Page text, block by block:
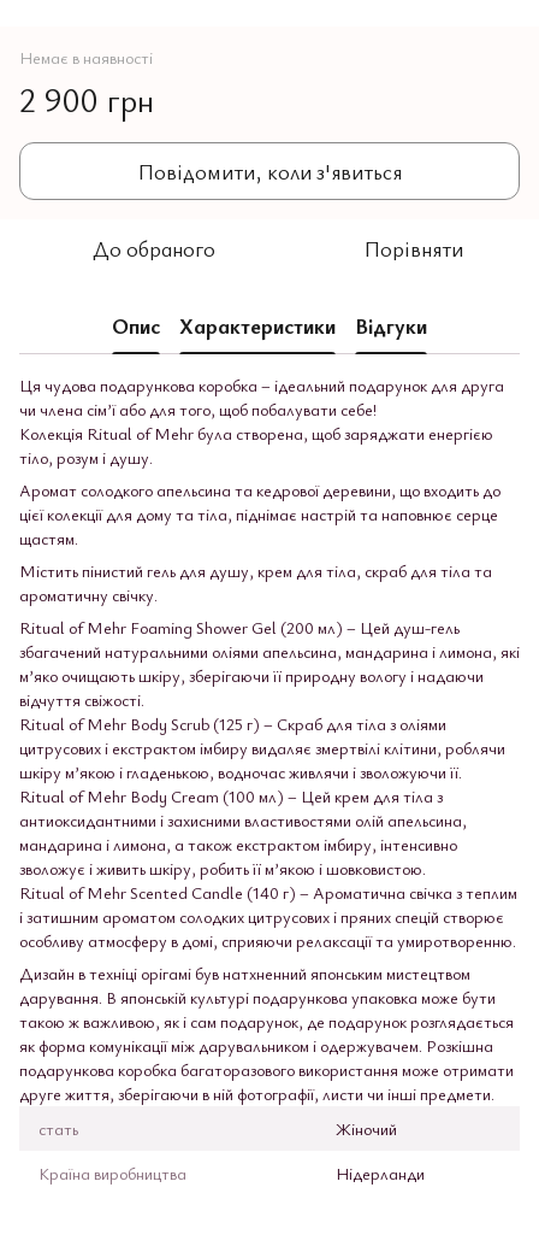
Немає в наявності
2 900 грн
Повідомити, коли з'явиться
До обраного Порівняти
Опис Характеристики Відгуки
Ця чудова подарункова коробка – ідеальний подарунок для друга
чи члена сім’ї або для того, щоб побалувати себе!
Колекція Ritual of Mehr була створена, щоб заряджати енергією
тіло, розум і душу.
Аромат солодкого апельсина та кедрової деревини, що входить до
цієї колекції для дому та тіла, піднімає настрій та наповнює серце
щастям.
Містить пінистий гель для душу, крем для тіла, скраб для тіла та
ароматичну свічку.
Ritual of Mehr Foaming Shower Gel (200 мл) – Цей душ-гель
збагачений натуральними оліями апельсина, мандарина і лимона, які
м’яко очищають шкіру, зберігаючи її природну вологу і надаючи
відчуття свіжості.
Ritual of Mehr Body Scrub (125 г) – Скраб для тіла з оліями
цитрусових і екстрактом імбиру видаляє змертвілі клітини, роблячи
шкіру м’якою і гладенькою, водночас живлячи і зволожуючи її.
Ritual of Mehr Body Cream (100 мл) – Цей крем для тіла з
антиоксидантними і захисними властивостями олій апельсина,
мандарина і лимона, а також екстрактом імбиру, інтенсивно
зволожує і живить шкіру, робить її м’якою і шовковистою.
Ritual of Mehr Scented Candle (140 г) – Ароматична свічка з теплим
і затишним ароматом солодких цитрусових і пряних спецій створює
особливу атмосферу в домі, сприяючи релаксації та умиротворенню.
Дизайн в техніці орігамі був натхненний японським мистецтвом
дарування. В японській культурі подарункова упаковка може бути
такою ж важливою, як і сам подарунок, де подарунок розглядається
як форма комунікації між дарувальником і одержувачем. Розкішна
подарункова коробка багаторазового використання може отримати
друге життя, зберігаючи в ній фотографії, листи чи інші предмети.
стать
Жіночий
Країна виробництва
Нідерланди